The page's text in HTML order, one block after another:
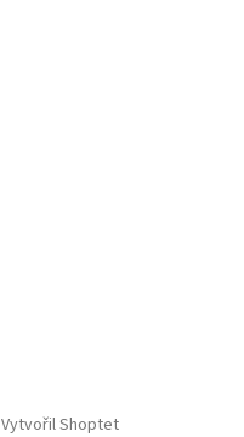
Vytvořil Shoptet